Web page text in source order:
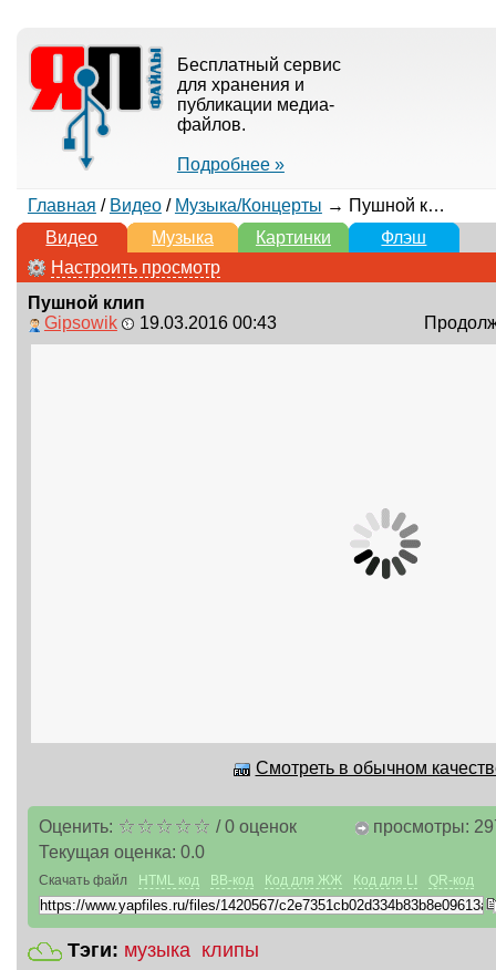
Бесплатный сервис
для хранения и
публикации медиа-
файлов.
Подробнее »
Главная / Видео/ Музыка/Концерты → Пушной клип
Видео
Музыка Картинки
Флэш
Настроить просмотр
Пушной клип
Gipsowik
19.03.2016 00:43
Смотреть в обычном
Оценить: /0оценок
Текущая оценка: 0.0
просмотры:
Скачать файл HTML код BB-код Код для ЖЖ Код для LI QR-код
Тэги: музыка клипы